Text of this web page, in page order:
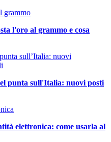
l'oro al grammo e cosa
punta sull'Italia: nuovi posti
elettronica: come usarla al